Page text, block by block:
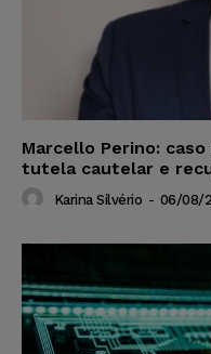
Marcello Perino:
tutela cautelar e
Karina Silvério - 06/08/